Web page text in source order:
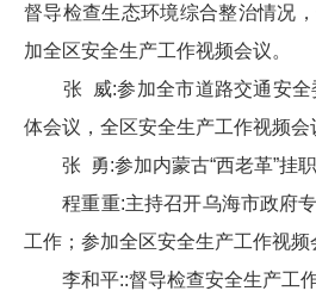
督导检查生态环境综合整治情况
加全区安全生产工作视频会议。
张 威:参加全市道路交通安全
体会议，全区安全生产工作视频会
张 勇:参加内蒙古“西老革”挂职
程重重:主持召开乌海市政府专
工作；参加全区安全生产工作视频
李和平::督导检查安全生产工作